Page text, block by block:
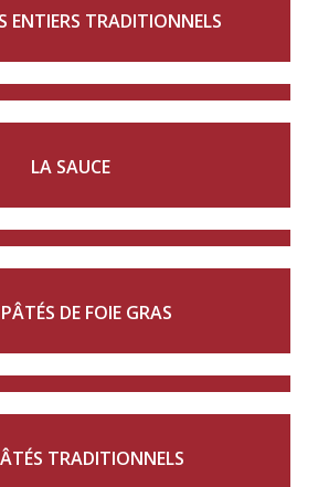
ENTIERS TRADITIONNELS
LA SAUCE
DE FOIE GRAS
TRADITIONNELS